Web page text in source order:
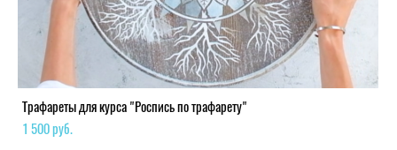
Трафареты для курса "Роспись по трафарету"
1 500 pуб.